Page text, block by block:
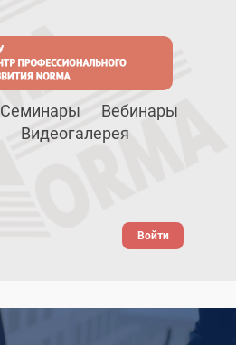
Семинары
Вебинары
Видеогалерея
Войти